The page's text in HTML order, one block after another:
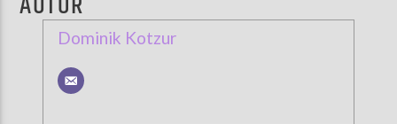
Dominik Kotzur